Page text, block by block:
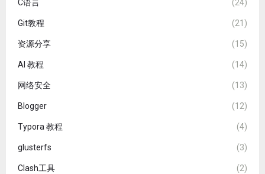
C语言 (24)
Git教程 (21)
资源分享 (15)
AI 教程 (14)
网络安全 (13)
Blogger (12)
Typora 教程 (4)
glusterfs (3)
Clash工具 (2)